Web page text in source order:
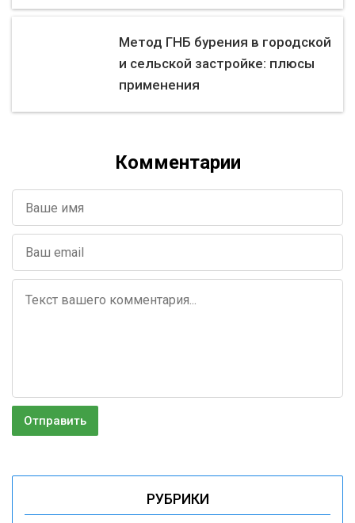
РУБРИКИ
Метод ГНБ бурения в городской
и сельской застройке: плюсы
применения
Комментарии